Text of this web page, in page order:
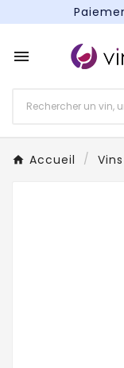

Accueil